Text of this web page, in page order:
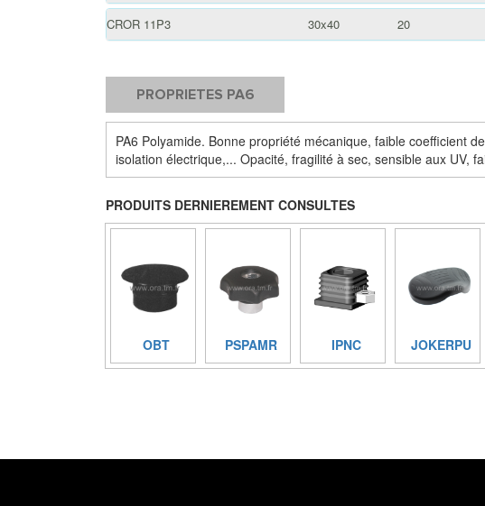
CROR 11P3 30x40 20
PROPRIETES PA6
PA6 Polyamide. Bonne propriété mécanique, faible coefficient
isolation électrique,... Opacité, fragilité à sec, sensible aux UV,
PRODUITS DERNIEREMENT CONSULTES
OBT PSPAMR IPNC JOKERPU